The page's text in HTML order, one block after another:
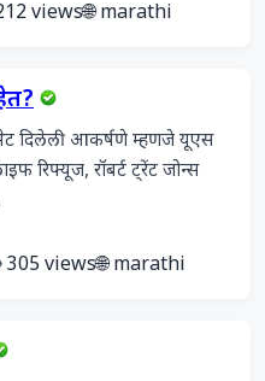
views🌐 marathi
भेट दिलेली आकर्षणे म्हणजे यूएस
रिफ्यूज, रॉबर्ट ट्रेंट जोन्स
views🌐 marathi